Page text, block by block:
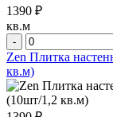
1390 ₽
кв.м
-
Zen Плитка
кв.м)